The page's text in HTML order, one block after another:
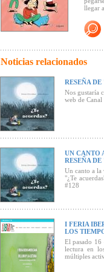
días
pureza
llegar
Con
una
-Un
poder
- Un
vida
"...
Noticias relacionados
RESEÑA
Nos gustaría
web de Canal
UN CANTO
RESEÑA
Un canto a la
"¿Te
#128
I FERIA
LOS
El pasado
lectura en
múltiples